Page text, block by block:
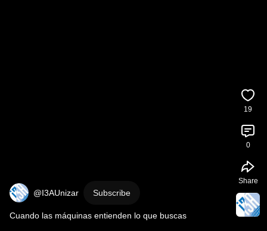
@I3AUnizar Subscribe
Cuando las máquinas entienden lo que buscas
19
0
Share